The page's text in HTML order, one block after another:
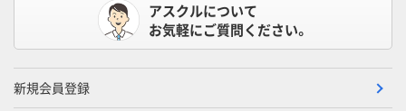
アスクルについて
お気軽にご質問ください。
新規会員登録